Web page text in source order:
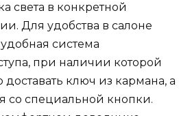
света в конкретной
Для удобства в салоне
система
при наличии которой
ключ из кармана, а
со специальной кнопки.